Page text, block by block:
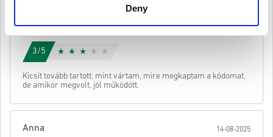
Deny
Nézd meg a gyors útmutatót fent, vagy kövesd az alábbi lépéseket
👇
• Válaszd ki a terméket
• Add meg az e-mail címed
• Fejezd be a rendelést
Ezután kapsz egy e-mailt egy biztonságos linkkel a kódod
való játékhoz rendelkezned kell az eredeti játékkal.
Egyes termékekhez több kódot is kaphat.
Megszünteti Küld
3/5
Kicsit tovább tartott, mint vártam, mire megkaptam a kódomat,
de amikor megvolt, jól működött.
Anna 14-08-2025